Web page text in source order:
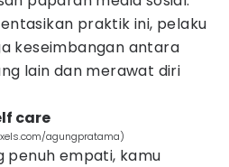
praktik ini, pelaku
keseimbangan antara
lain dan merawat diri
care
agungpratama)
penuh empati, kamu